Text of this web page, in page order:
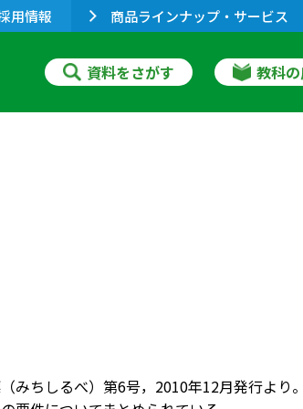
用情報 商品ラインナップ・サービス
資料をさがす 教科
みちしるべ）第6号，2010年12月発行より